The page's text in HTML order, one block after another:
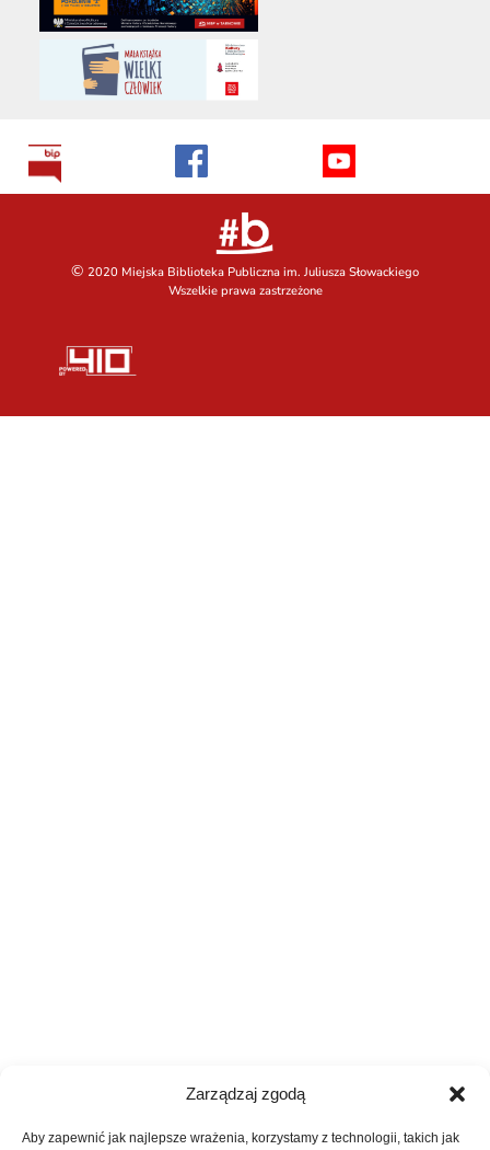
Zarządzaj zgodą
Aby zapewnić jak najlepsze wrażenia, korzystamy z technologii, takich jak
© 2020 Miejska Biblioteka Publiczna im. Juliusza Słowackiego
Wszelkie prawa zastrzeżone